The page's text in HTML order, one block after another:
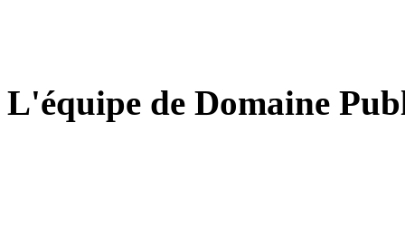
L'équipe de Domaine